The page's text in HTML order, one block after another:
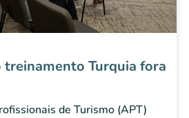
treinamento Turquia fora
de Turismo (APT)